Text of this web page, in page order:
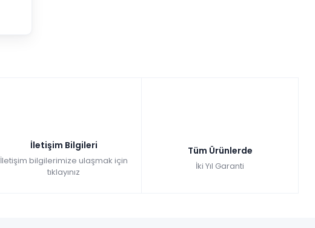
İletişim Bilgileri
İletişim bilgilerimize ulaşmak için
tıklayınız
Tüm Ürünlerde
İki Yıl Garanti